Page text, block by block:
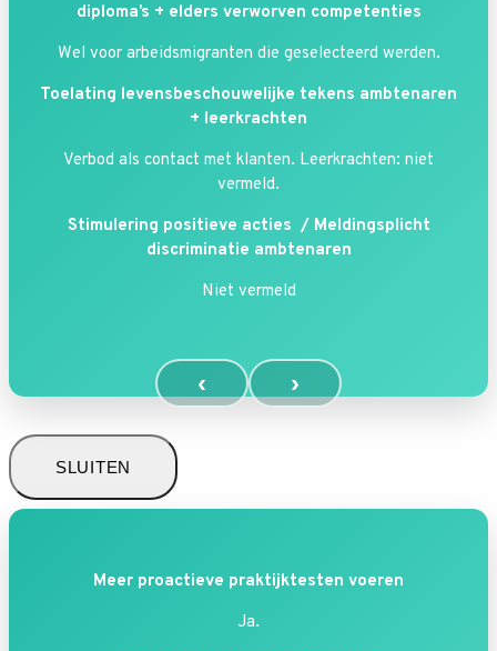
diploma’s + elders verworven competenties
Wel voor arbeidsmigranten die geselecteerd werden.
Toelating levensbeschouwelijke tekens ambtenaren
+ leerkrachten
Verbod als contact met klanten. Leerkrachten: niet
vermeld.
Stimulering positieve acties / Meldingsplicht
discriminatie ambtenaren
Niet vermeld
‹ ›
SLUITEN
Meer proactieve praktijktesten voeren
Ja.